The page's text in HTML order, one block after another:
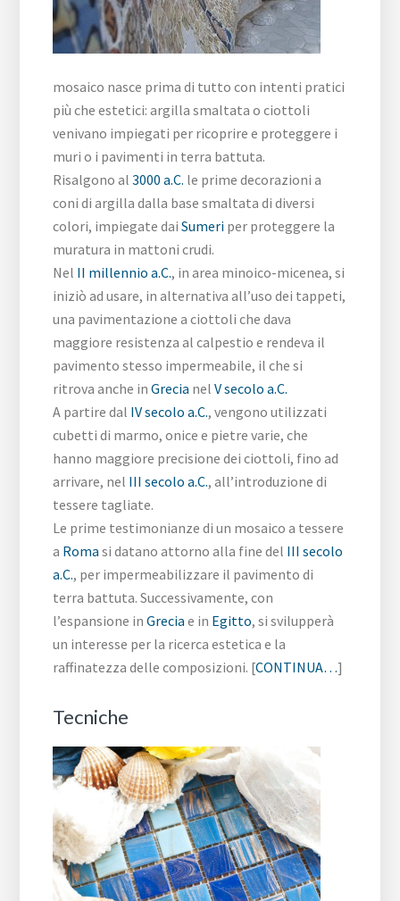
mosaico nasce prima di tutto con intenti pratici
più che estetici: argilla smaltata o ciottoli
venivano impiegati per ricoprire e proteggere i
muri o i pavimenti in terra battuta.
Risalgono al3000 a.C. le prime decorazioni a
coni di argilla dalla base smaltata di diversi
colori, impiegate daiSumeri per proteggere la
muratura in mattoni crudi.
Nel II millennio a.C., in area minoico-micenea, si
iniziò ad usare, in alternativa all’uso dei tappeti,
una pavimentazione a ciottoli che dava
maggiore resistenza al calpestio e rendeva il
pavimento stesso impermeabile, il che si
ritrova anche inGrecia nelV secolo a.C.
A partire dal IV secolo a.C., vengono utilizzati
cubetti di marmo, onice e pietre varie, che
hanno maggiore precisione dei ciottoli, fino ad
arrivare, nel III secolo a.C., all’introduzione di
tessere tagliate.
Le prime testimonianze di un mosaico a tessere
a Roma si datano attorno alla fine del III secolo
a.C., per impermeabilizzare il pavimento di
terra battuta. Successivamente, con
l’espansione inGrecia e in Egitto, si svilupperà
un interesse per la ricerca estetica e la
raffinatezza delle composizioni. [CONTINUA…]
Tecniche